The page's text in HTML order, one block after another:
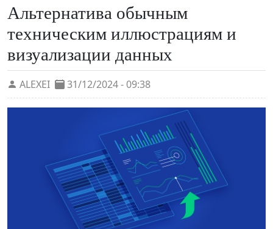
Альтернатива обычным
техническим иллюстрациям и
визуализации данных
ALEXEI 31/12/2024 - 09:38